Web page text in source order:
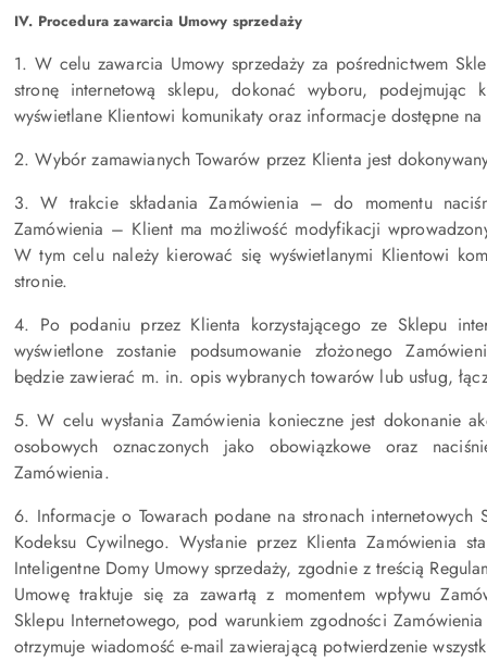
IV. Procedura zawarcia Umowy sprzedaży
1. W celu zawarcia Umowy sprzedaży za pośrednictwem
stronę internetową sklepu, dokonać wyboru,
wyświetlane Klientowi komunikaty oraz informacje dostępne
2. Wybór zamawianych Towarów przez Klienta jest
3. W trakcie składania Zamówienia – do momentu
Zamówienia – Klient ma możliwość modyfikacji
W tym celu należy kierować się wyświetlanymi Klientowi
stronie.
4. Po podaniu przez Klienta korzystającego ze Sklepu
wyświetlone zostanie podsumowanie złożonego
będzie zawierać m. in. opis wybranych towarów lub usług,
5. W celu wysłania Zamówienia konieczne jest dokonanie
osobowych oznaczonych jako obowiązkowe oraz
Zamówienia.
6. Informacje o Towarach podane na stronach
Kodeksu Cywilnego. Wysłanie przez Klienta Zamówienia
Inteligentne Domy Umowy sprzedaży, zgodnie z treścią
Umowę traktuje się za zawartą z momentem wpływu
Sklepu Internetowego, pod warunkiem zgodności
otrzymuje wiadomość e-mail zawierającą potwierdzenie